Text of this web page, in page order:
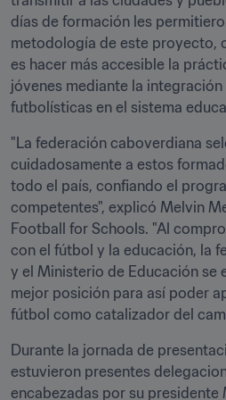
días de formación les
metodología de este proyecto,
es hacer más accesible la
jóvenes mediante la
futbolísticas en el sistema
"La federación caboverdiana
cuidadosamente a estos
todo el país, confiando el
competentes", explicó Melvin
Football for Schools. "Al
con el fútbol y la educación, la
y el Ministerio de Educación se
mejor posición para así poder
fútbol como catalizador del
Durante la jornada de
estuvieron presentes
encabezadas por su presidente